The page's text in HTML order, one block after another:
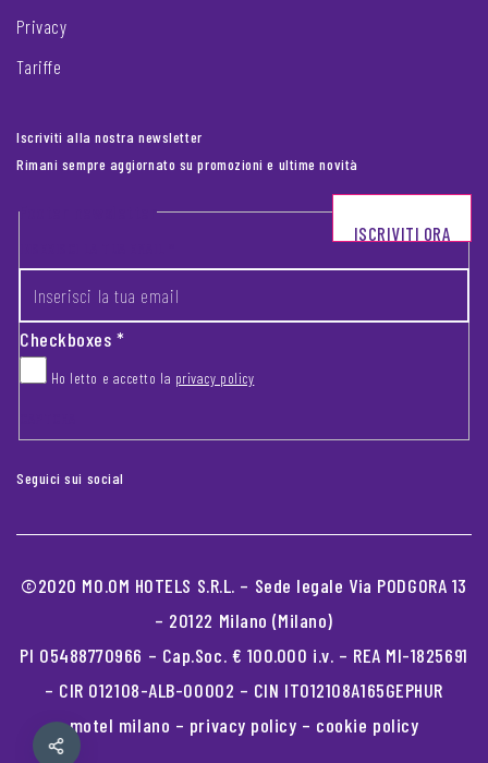
Privacy
Tariffe
Iscriviti alla nostra newsletter
Rimani sempre aggiornato su promozioni e ultime novità
Footer newsletter
Checkboxes*
Ho letto e accetto la privacy policy
ISCRIVITI ORA
Seguici sui social
©2020 MO.OM HOTELS S.R.L. – Sede legale Via PODGORA 13
– 20122 Milano (Milano)
PI 05488770966 – Cap.Soc. € 100.000 i.v. – REA MI-1825691
– CIR 012108-ALB-00002 – CIN IT012108A165GEPHUR
motel milano – privacy policy – cookie policy